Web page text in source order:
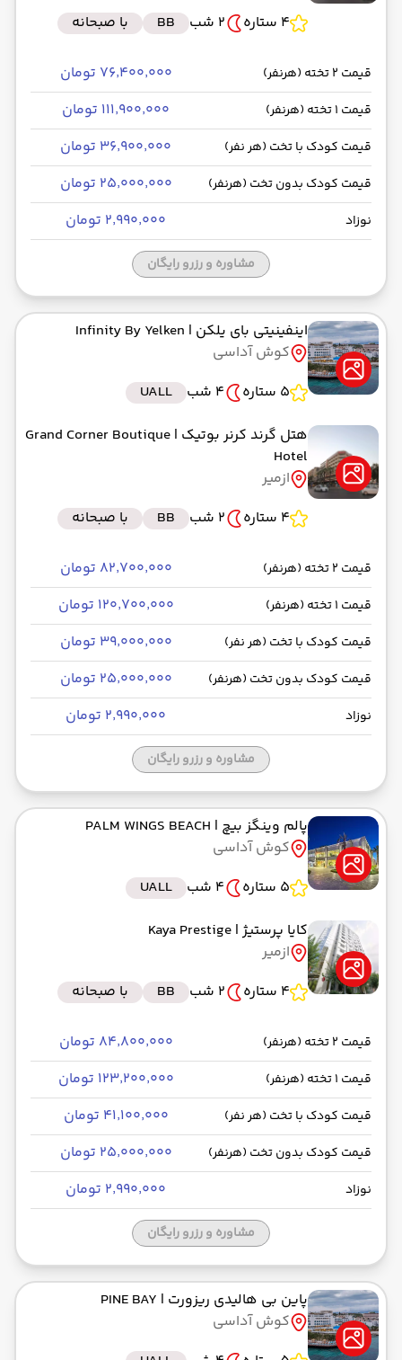
4 ستاره
2 شب BB با صبحانه
قیمت 2 تخته (هرنفر) ۷۶٬۴۰۰٬۰۰۰ تومان
قیمت 1 تخته (هرنفر) ۱۱۱٬۹۰۰٬۰۰۰ تومان
قیمت کودک با تخت (هر نفر) ۳۶٬۹۰۰٬۰۰۰ تومان
قیمت کودک بدون تخت (هرنفر) ۲۵٬۰۰۰٬۰۰۰ تومان
نوزاد ۲٬۹۹۰٬۰۰۰ تومان
مشاوره و رزرو رایگان
اینفینیتی بای یلکن | Infinity By Yelken
کوش آداسی
5 ستاره
4 شب
UALL
هتل گرند کرنر بوتیک | Grand Corner Boutique
Hotel
ازمیر
4 ستاره
2 شب BB با صبحانه
قیمت 2 تخته (هرنفر) ۸۲٬۷۰۰٬۰۰۰ تومان
قیمت 1 تخته (هرنفر) ۱۲۰٬۷۰۰٬۰۰۰ تومان
قیمت کودک با تخت (هر نفر) ۳۹٬۰۰۰٬۰۰۰ تومان
قیمت کودک بدون تخت (هرنفر) ۲۵٬۰۰۰٬۰۰۰ تومان
نوزاد ۲٬۹۹۰٬۰۰۰ تومان
مشاوره و رزرو رایگان
پالم وینگز بیچ | PALM WINGS BEACH
کوش آداسی
5 ستاره
4 شب
UALL
کایا پرستیژ| Kaya Prestige
ازمیر
4 ستاره
2 شب BB با صبحانه
قیمت 2 تخته (هرنفر) ۸۴٬۸۰۰٬۰۰۰ تومان
قیمت 1 تخته (هرنفر) ۱۲۳٬۲۰۰٬۰۰۰ تومان
قیمت کودک با تخت (هر نفر) ۴۱٬۱۰۰٬۰۰۰ تومان
قیمت کودک بدون تخت (هرنفر) ۲۵٬۰۰۰٬۰۰۰ تومان
نوزاد ۲٬۹۹۰٬۰۰۰ تومان
مشاوره و رزرو رایگان
پاین بی هالیدی ریزورت | PINE BAY
کوش آداسی